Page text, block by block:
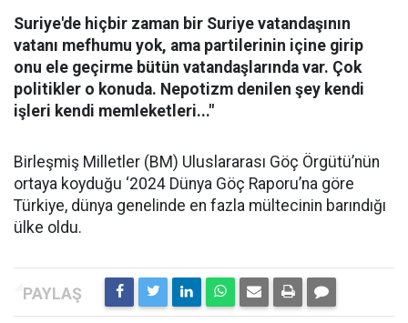
Suriye'de hiçbir zaman bir Suriye vatandaşının
vatanı mefhumu yok, ama partilerinin içine girip
onu ele geçirme bütün vatandaşlarında var. Çok
politikler o konuda. Nepotizm denilen şey kendi
işleri kendi memleketleri..."
Birleşmiş Milletler (BM) Uluslararası Göç Örgütü’nün
ortaya koyduğu ‘2024 Dünya Göç Raporu’na göre
Türkiye, dünya genelinde en fazla mültecinin barındığı
ülke oldu.